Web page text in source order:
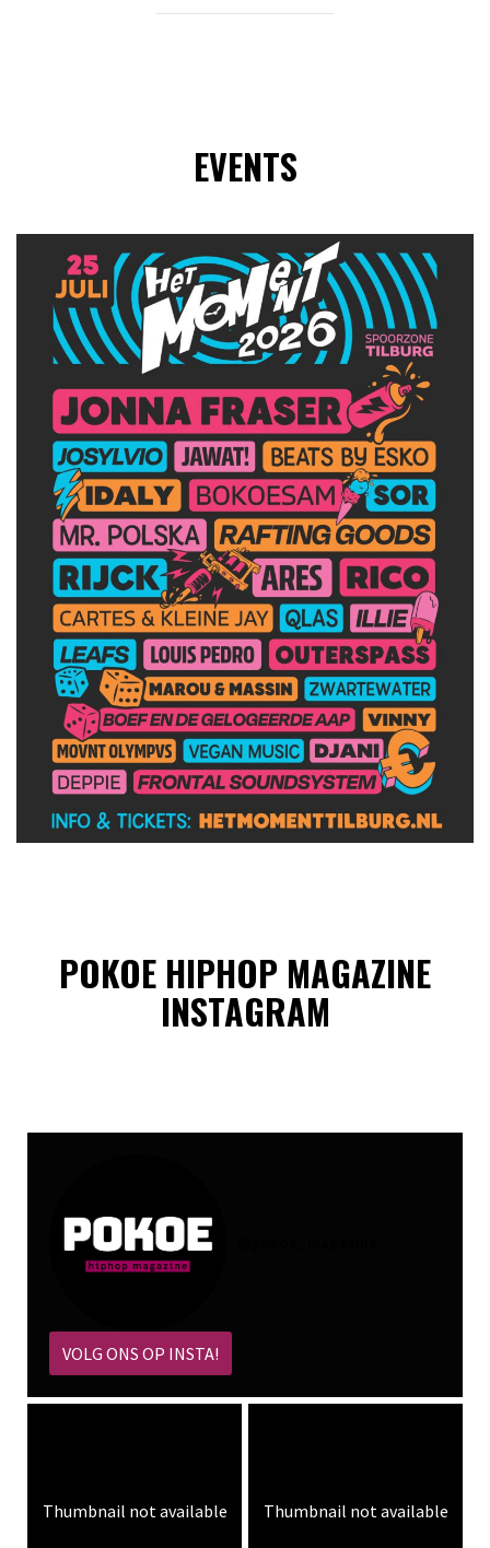
EVENTS
POKOE HIPHOP MAGAZINE
INSTAGRAM
VOLG ONS OP INSTA!
Thumbnail not available Thumbnail not available